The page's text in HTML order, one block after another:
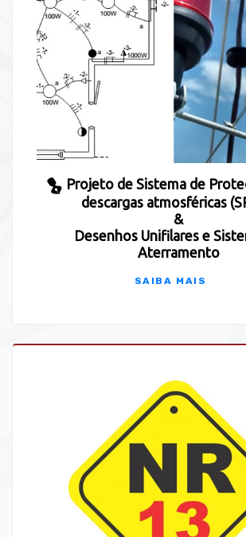
Projeto de Sistema de
descargas atmosféricas
&
Desenhos Unifilares e
Aterramento
SAIBA MAIS